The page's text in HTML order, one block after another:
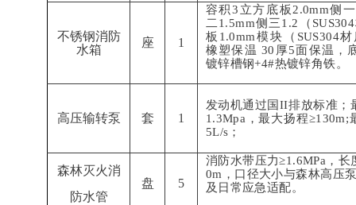
不锈钢消防
水箱
座 1
容积3立方底板2.0mm侧
二1.5mm侧三1.2（
板1.0mm模块（SUS304
橡塑保温 30厚5面保温，
镀锌槽钢+4#热镀锌角铁。
高压输转泵 套 1
发动机通过国II排放标准；
1.3Mpa，最大扬程≥130m;
5L/s；
森林灭火消
防水管
盘 5
消防水带压力≥1.6MPa，长
0m，口径大小与森林高压
及日常应急适配。